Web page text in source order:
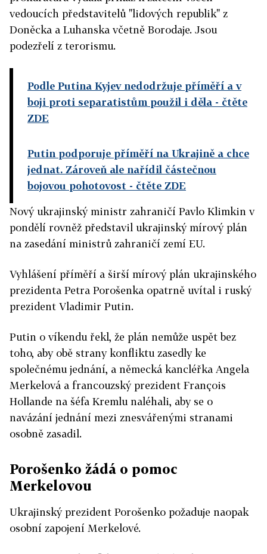
vedoucích představitelů "lidových republik" z
Doněcka a Luhanska včetně Borodaje. Jsou
podezřelí z terorismu.
Podle Putina Kyjev nedodržuje příměří a v
boji proti separatistům použil i děla - čtěte
ZDE
Putin podporuje příměří na Ukrajině a chce
jednat. Zároveň ale nařídil částečnou
bojovou pohotovost - čtěte ZDE
Nový ukrajinský ministr zahraničí Pavlo Klimkin v
pondělí rovněž představil ukrajinský mírový plán
na zasedání ministrů zahraničí zemí EU.
Vyhlášení příměří a širší mírový plán ukrajinského
prezidenta Petra Porošenka opatrně uvítal i ruský
prezident Vladimir Putin.
Putin o víkendu řekl, že plán nemůže uspět bez
toho, aby obě strany konfliktu zasedly ke
společnému jednání, a německá kancléřka Angela
Merkelová a francouzský prezident François
Hollande na šéfa Kremlu naléhali, aby se o
navázání jednání mezi znesvářenými stranami
osobně zasadil.
Porošenko žádá o pomoc
Merkelovou
Ukrajinský prezident Porošenko požaduje naopak
osobní zapojení Merkelové.